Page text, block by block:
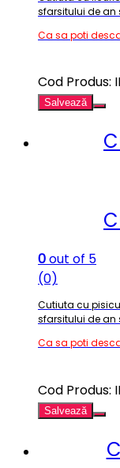
sfarsitului de an
Ca sa poti
Cod Produs:
Salvează
0out of 5
(0)
Cutiuta cu
sfarsitului de an
Ca sa poti
Cod Produs:
Salvează